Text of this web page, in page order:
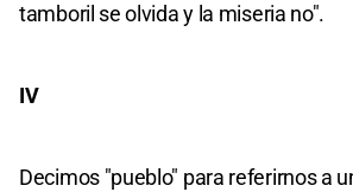
tamboril se olvida y la miseria no".
IV
Decimos "pueblo" para referirnos a